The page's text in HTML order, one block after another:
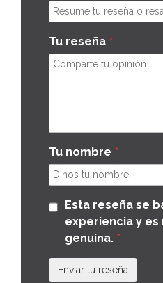
Tu reseña
Tu nombre
Esta reseña se
experiencia y es
genuina.
Enviar tu reseña